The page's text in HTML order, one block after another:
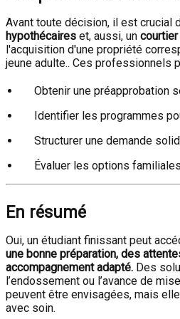
Avant toute décision, il est crucial
hypothécaires et, aussi, un
l'acquisition d'une propriété
jeune adulte.. Ces professionnels
Obtenir une préapprobation
Identifier les programmes
Structurer une demande
Évaluer les options
En résumé
Oui, un étudiant finissant peut
une bonne préparation, des
accompagnement adapté. Des
l’endossement ou l’avance de
peuvent être envisagées, mais
avec soin.